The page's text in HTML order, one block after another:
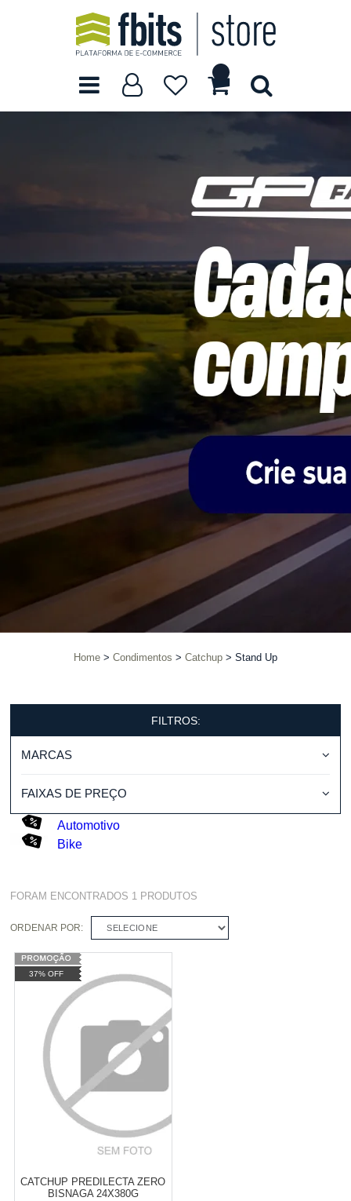
Home Condimentos Catchup Stand Up
FILTROS:
MARCAS
FAIXAS DE PREÇO
Automotivo
Bike
FORAM ENCONTRADOS 1 PRODUTOS
ORDENAR POR: SELECIONE
37% OFF
CATCHUP PREDILECTA ZERO
BISNAGA 24X380G